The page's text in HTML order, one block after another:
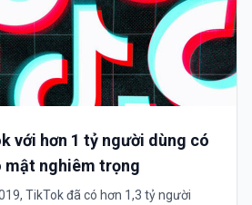
với hơn 1 tỷ người dùng có
mật nghiêm trọng
TikTok đã có hơn 1,3 tỷ người